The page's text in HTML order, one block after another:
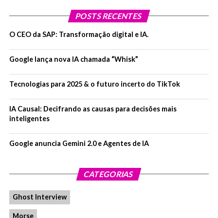
Você tem alguma sugestão de pauta para o próximo
episódio? Nos informe no link abaixo.
para o próximo episódio
POSTS RECENTES
O CEO da SAP: Transformação digital e IA.
Google lança nova IA chamada “Whisk”
Tecnologias para 2025 & o futuro incerto do TikTok
IA Causal: Decifrando as causas para decisões mais
inteligentes
Google anuncia Gemini 2.0 e Agentes de IA
CATEGORIAS
Ghost Interview
Morse